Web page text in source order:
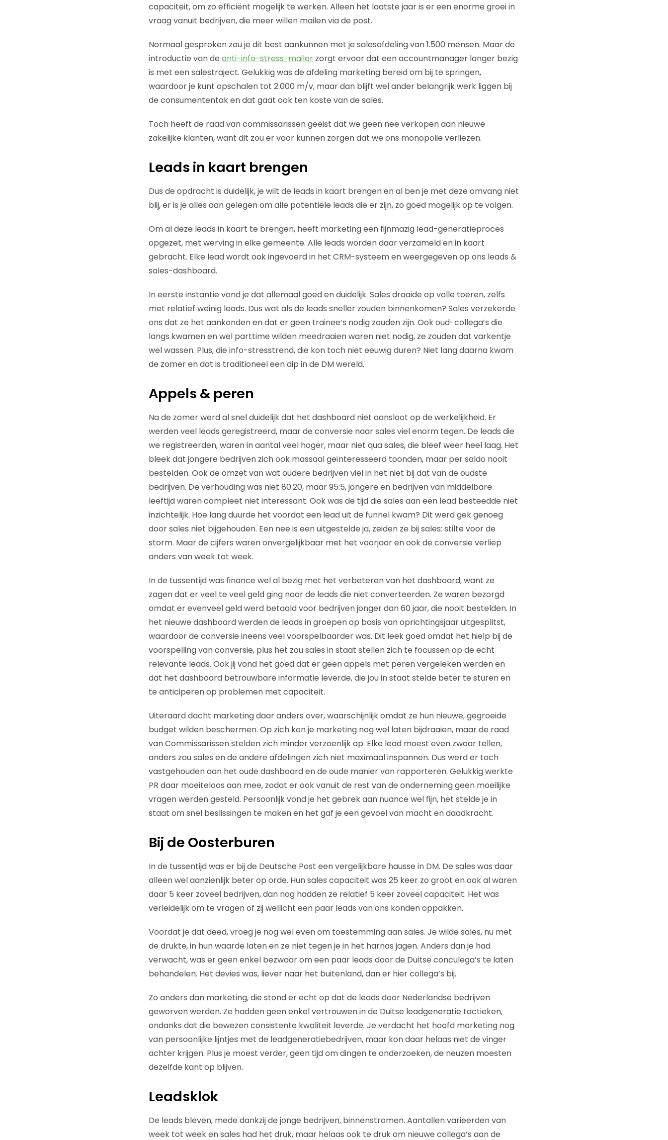
capaciteit, om zo efficiënt mogelijk te werken. Alleen het laatste jaar is er een enorme groei in
vraag vanuit bedrijven, die meer willen mailen via de post.
Normaal gesproken zou je dit best aankunnen met je salesafdeling van 1.500 mensen. Maar de
introductie van de anti-info-stress-mailerzorgt ervoor dat een accountmanager langer bezig
is met een salestraject. Gelukkig was de afdeling marketing bereid om bij te springen,
waardoor je kunt opschalen tot 2.000 m/v, maar dan blijft wel ander belangrijk werk liggen bij
de consumententak en dat gaat ook ten koste van de sales.
Toch heeft de raad van commissarissen geëist dat we geen nee verkopen aan nieuwe
zakelijke klanten, want dit zou er voor kunnen zorgen dat we ons monopolie verliezen.
Leads in kaart brengen
Dus de opdracht is duidelijk, je wilt de leads in kaart brengen en al ben je met deze omvang niet
blij, er is je alles aan gelegen om alle potentiële leads die er zijn, zo goed mogelijk op te volgen.
Om al deze leads in kaart te brengen, heeft marketing een fijnmazig lead-generatieproces
opgezet, met werving in elke gemeente. Alle leads worden daar verzameld en in kaart
gebracht. Elke lead wordt ook ingevoerd in het CRM-systeem en weergegeven op ons leads &
sales-dashboard.
In eerste instantie vond je dat allemaal goed en duidelijk. Sales draaide op volle toeren, zelfs
met relatief weinig leads. Dus wat als de leads sneller zouden binnenkomen? Sales verzekerde
ons dat ze het aankonden en dat er geen trainee’s nodig zouden zijn. Ook oud-collega’s die
langs kwamen en wel parttime wilden meedraaien waren niet nodig, ze zouden dat varkentje
wel wassen. Plus, die info-stresstrend, die kon toch niet eeuwig duren? Niet lang daarna kwam
de zomer en dat is traditioneel een dip in de DM wereld.
Appels & peren
Na de zomer werd al snel duidelijk dat het dashboard niet aansloot op de werkelijkheid. Er
werden veel leads geregistreerd, maar de conversie naar sales viel enorm tegen. De leads die
we registreerden, waren in aantal veel hoger, maar niet qua sales, die bleef weer heel laag. Het
bleek dat jongere bedrijven zich ook massaal geïnteresseerd toonden, maar per saldo nooit
bestelden. Ook de omzet van wat oudere bedrijven viel in het niet bij dat van de oudste
bedrijven. De verhouding was niet 80:20, maar 95:5, jongere en bedrijven van middelbare
leeftijd waren compleet niet interessant. Ook was de tijd die sales aan een lead besteedde niet
inzichtelijk. Hoe lang duurde het voordat een lead uit de funnel kwam? Dit werd gek genoeg
door sales niet bijgehouden. Een nee is een uitgestelde ja, zeiden ze bij sales: stilte voor de
storm. Maar de cijfers waren onvergelijkbaar met het voorjaar en ook de conversie verliep
anders van week tot week.
In de tussentijd was finance wel al bezig met het verbeteren van het dashboard, want ze
zagen dat er veel te veel geld ging naar de leads die niet converteerden. Ze waren bezorgd
omdat er evenveel geld werd betaald voor bedrijven jonger dan 60 jaar, die nooit bestelden. In
het nieuwe dashboard werden de leads in groepen op basis van oprichtingsjaar uitgesplitst,
waardoor de conversie ineens veel voorspelbaarder was. Dit leek goed omdat het hielp bij de
voorspelling van conversie, plus het zou sales in staat stellen zich te focussen op de echt
relevante leads. Ook jij vond het goed dat er geen appels met peren vergeleken werden en
dat het dashboard betrouwbare informatie leverde, die jou in staat stelde beter te sturen en
te anticiperen op problemen met capaciteit.
Uiteraard dacht marketing daar anders over, waarschijnlijk omdat ze hun nieuwe, gegroeide
budget wilden beschermen. Op zich kon je marketing nog wel laten bijdraaien, maar de raad
van Commissarissen stelden zich minder verzoenlijk op. Elke lead moest even zwaar tellen,
anders zou sales en de andere afdelingen zich niet maximaal inspannen. Dus werd er toch
vastgehouden aan het oude dashboard en de oude manier van rapporteren. Gelukkig werkte
PR daar moeiteloos aan mee, zodat er ook vanuit de rest van de onderneming geen moeilijke
vragen werden gesteld. Persoonlijk vond je het gebrek aan nuance wel fijn, het stelde je in
staat om snel beslissingen te maken en het gaf je een gevoel van macht en daadkracht.
Bij de Oosterburen
In de tussentijd was er bij de Deutsche Post een vergelijkbare hausse in DM. De sales was daar
alleen wel aanzienlijk beter op orde. Hun sales capaciteit was 25 keer zo groot en ook al waren
daar 5 keer zoveel bedrijven, dan nog hadden ze relatief 5 keer zoveel capaciteit. Het was
verleidelijk om te vragen of zij wellicht een paar leads van ons konden oppakken.
Voordat je dat deed, vroeg je nog wel even om toestemming aan sales. Je wilde sales, nu met
de drukte, in hun waarde laten en ze niet tegen je in het harnas jagen. Anders dan je had
verwacht, was er geen enkel bezwaar om een paar leads door de Duitse conculega’s te laten
behandelen. Het devies was, liever naar het buitenland, dan er hier collega’s bij.
Zo anders dan marketing, die stond er echt op dat de leads door Nederlandse bedrijven
geworven werden. Ze hadden geen enkel vertrouwen in de Duitse leadgeneratie tactieken,
ondanks dat die bewezen consistente kwaliteit leverde. Je verdacht het hoofd marketing nog
van persoonlijke lijntjes met de leadgeneratiebedrijven, maar kon daar helaas niet de vinger
achter krijgen. Plus je moest verder, geen tijd om dingen te onderzoeken, de neuzen moesten
dezelfde kant op blijven.
Leadsklok
De leads bleven, mede dankzij de jonge bedrijven, binnenstromen. Aantallen varieerden van
week tot week en sales had het druk, maar helaas ook te druk om nieuwe collega’s aan de